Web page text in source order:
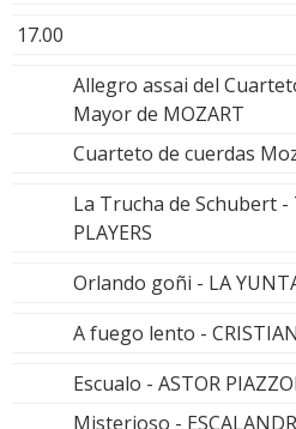
17.00
Allegro assai del
Mayor de MOZART
Cuarteto de cuerdas
La Trucha de Schubert -
PLAYERS
Orlando goñi - LA
A fuego lento -
Escualo - ASTOR
Misterioso -